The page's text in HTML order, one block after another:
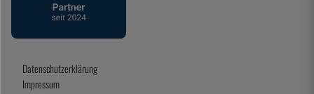
Datenschutzerklärung
Impressum